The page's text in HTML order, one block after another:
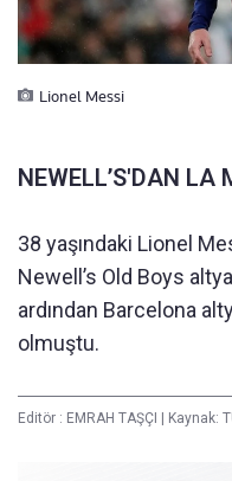
Lionel Messi
NEWELL’S'DAN LA
38 yaşındaki Lionel
Newell’s Old Boys
ardından Barcelona
olmuştu.
Editör : EMRAH TAŞÇI Kaynak: